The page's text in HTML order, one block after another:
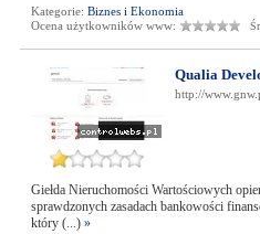
Kategorie: Biznes i Ekonomia
Ocena użytkowników www:
Qualia
http://
Giełda Nieruchomości Wartościowych
sprawdzonych zasadach bankowości
który (...) »